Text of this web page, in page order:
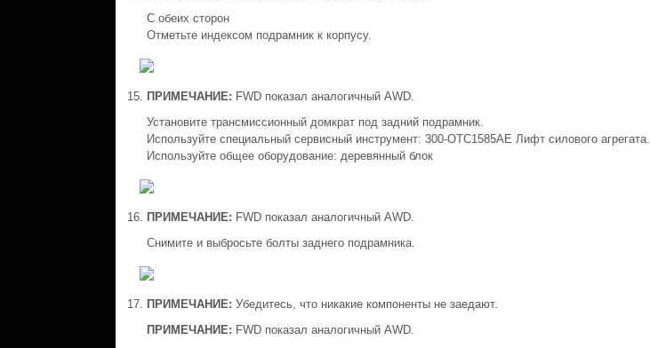
С обеих сторон
Отметьте индексом подрамник к корпусу.
ПРИМЕЧАНИЕ: FWD показал аналогичный AWD.
Установите трансмиссионный домкрат под задний подрамник.
Используйте специальный сервисный инструмент: 300-OTC1585AE Лифт силового агрегата.
Используйте общее оборудование: деревянный блок
ПРИМЕЧАНИЕ: FWD показал аналогичный AWD.
Снимите и выбросьте болты заднего подрамника.
ПРИМЕЧАНИЕ: Убедитесь, что никакие компоненты не заедают.
ПРИМЕЧАНИЕ: FWD показал аналогичный AWD.